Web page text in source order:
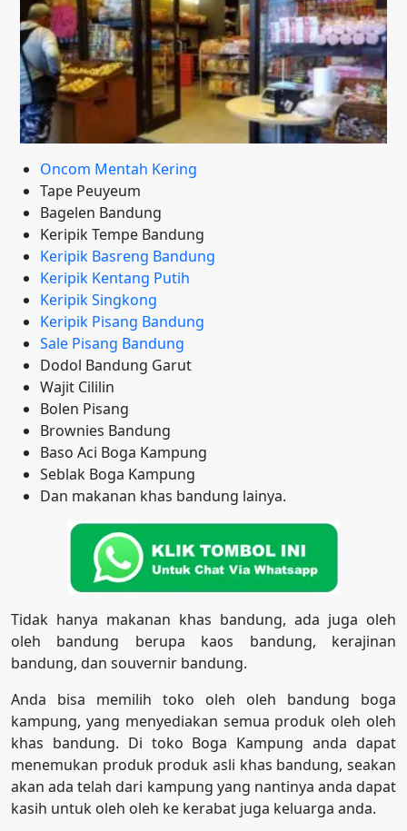
Oncom Mentah Kering
Tape Peuyeum
Bagelen Bandung
Keripik Tempe Bandung
Keripik Basreng Bandung
Keripik Kentang Putih
Keripik Singkong
Keripik Pisang Bandung
Sale Pisang Bandung
Dodol Bandung Garut
Wajit Cililin
Bolen Pisang
Brownies Bandung
Baso Aci Boga Kampung
Seblak Boga Kampung
Dan makanan khas bandung lainya.
Tidak hanya makanan khas bandung, ada juga oleh
oleh bandung berupa kaos bandung, kerajinan
bandung, dan souvernir bandung.
Anda bisa memilih toko oleh oleh bandung boga
kampung, yang menyediakan semua produk oleh oleh
khas bandung. Di toko Boga Kampung anda dapat
menemukan produk produk asli khas bandung, seakan
akan ada telah dari kampung yang nantinya anda dapat
kasih untuk oleh oleh ke kerabat juga keluarga anda.